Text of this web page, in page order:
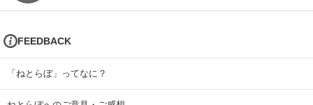
FEEDBACK
「ねとらぼ」ってなに？